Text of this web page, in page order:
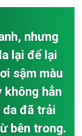
nhưng
lại để lại
sậm màu
không hẳn
da đã trải
bên trong.